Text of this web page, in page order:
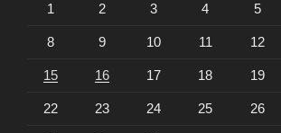
1 2 3 4 5
8 9 10 11 12
15 16 17 18 19
22 23 24 25 26